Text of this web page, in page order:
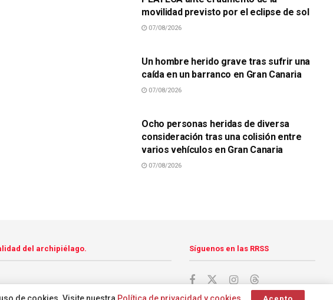
movilidad previsto por el eclipse de sol
07/08/2026
Un hombre herido grave tras sufrir una
caída en un barranco en Gran Canaria
07/08/2026
Ocho personas heridas de diversa
consideración tras una colisión entre
varios vehículos en Gran Canaria
07/08/2026
del archipiélago. Síguenos en las RRSS